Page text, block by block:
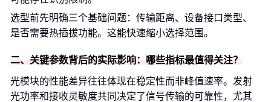
选型前先明确三个基础问题：传输距离、设备接口类型、
是否需要热插拔功能。这能快速缩小选择范围。
二、关键参数背后的实际影响：哪些指标最值得关注？
光模块的性能差异往往体现在稳定性而非峰值速率。发射
光功率和接收灵敏度共同决定了信号传输的可靠性，尤其